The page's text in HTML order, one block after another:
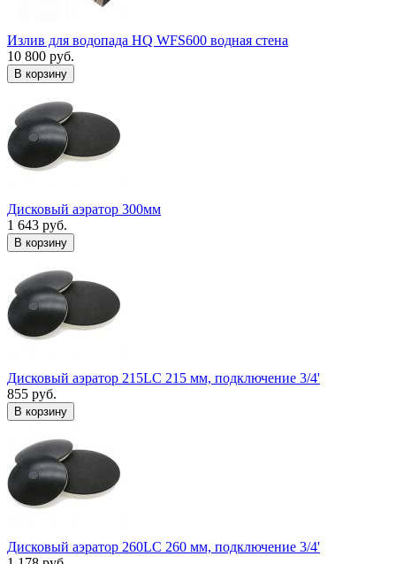
Излив для водопада HQ WFS600 водная стена
10 800 руб.
В корзину
Дисковый аэратор 300мм
1 643 руб.
В корзину
Дисковый аэратор 215LC 215 мм, подключение 3/4'
855 руб.
В корзину
Дисковый аэратор 260LC 260 мм, подключение 3/4'